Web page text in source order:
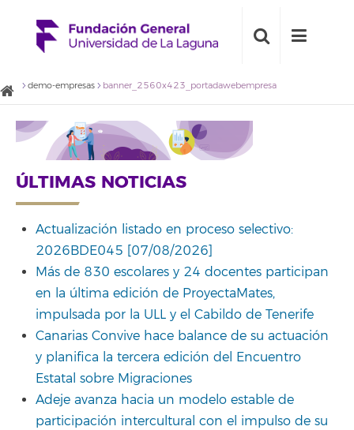
demo-empresas banner_2560x423_portadawebempresa
ÚLTIMAS NOTICIAS
Actualización listado en proceso selectivo:
2026BDE045 [07/08/2026]
Más de 830 escolares y 24 docentes participan
en la última edición de ProyectaMates,
impulsada por la ULL y el Cabildo de Tenerife
Canarias Convive hace balance de su actuación
y planifica la tercera edición del Encuentro
Estatal sobre Migraciones
Adeje avanza hacia un modelo estable de
participación intercultural con el impulso de su